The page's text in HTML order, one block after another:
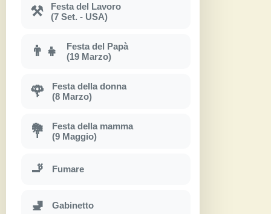
⚒
Festa del Lavoro
(7 Set. - USA)
👨‍👧
Festa del Papà
(19 Marzo)
🌹
Festa della donna
(8 Marzo)
💐
Festa della mamma
(9 Maggio)
🚬 Fumare
🚽 Gabinetto